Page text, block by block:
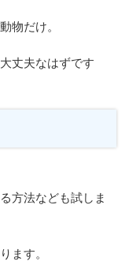
物だけ。
丈夫なはずです
方法なども試しま
ます。